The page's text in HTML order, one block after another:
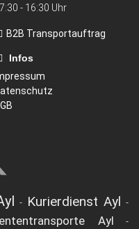
- 16:30 Uhr
B2B Transportauftrag
Infos
- Kurierdienst Ayl -
Ayl -